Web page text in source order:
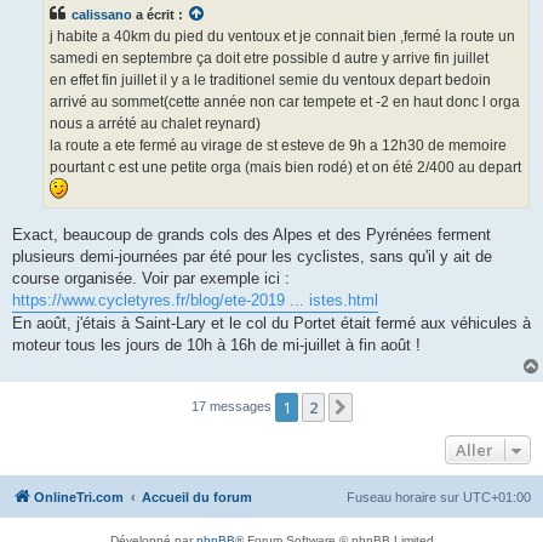
calissano a écrit :
j habite a 40km du pied du ventoux et je connait bien ,fermé la route un
samedi en septembre ça doit etre possible d autre y arrive fin juillet
en effet fin juillet il y a le traditionel semie du ventoux depart bedoin
arrivé au sommet(cette année non car tempete et -2 en haut donc l orga
nous a arrété au chalet reynard)
la route a ete fermé au virage de st esteve de 9h a 12h30 de memoire
pourtant c est une petite orga (mais bien rodé) et on été 2/400 au depart
Exact, beaucoup de grands cols des Alpes et des Pyrénées ferment
plusieurs demi-journées par été pour les cyclistes, sans qu'il y ait de
course organisée. Voir par exemple ici :
https://www.cycletyres.fr/blog/ete-2019 ... istes.html
En août, j'étais à Saint-Lary et le col du Portet était fermé aux véhicules à
moteur tous les jours de 10h à 16h de mi-juillet à fin août !
17 messages 1 2
Aller
OnlineTri.com Accueil du forum Fuseau horaire sur UTC+01:00